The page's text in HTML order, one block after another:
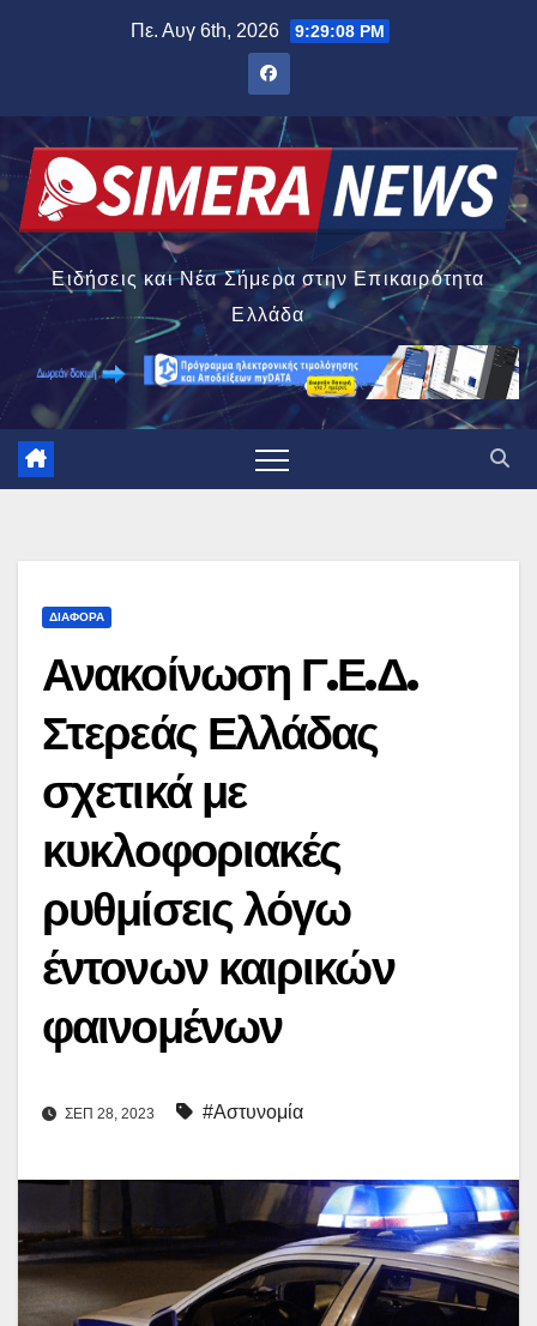
Πε. Αυγ 6th, 2026 9:29:10 PM
Ειδήσεις και Νέα Σήμερα στην Επικαιρότητα
Ελλάδα
ΔΙΆΦΟΡΑ
Ανακοίνωση Γ.Ε.Δ.
Στερεάς Ελλάδας
σχετικά με
κυκλοφοριακές
ρυθμίσεις λόγω
έντονων καιρικών
φαινομένων
ΣΕΠ 28, 2023 #Αστυνομία